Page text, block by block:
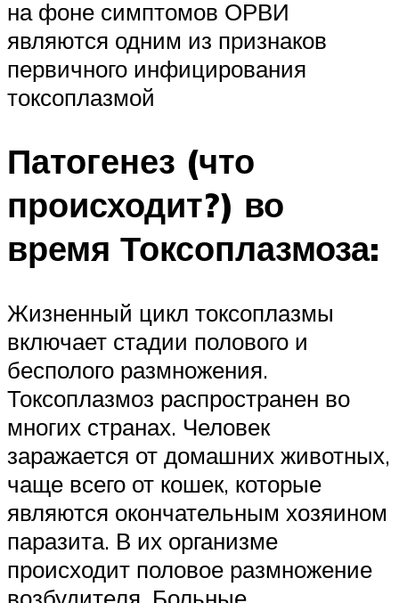
на фоне симптомов ОРВИ
являются одним из признаков
первичного инфицирования
токсоплазмой
Патогенез (что
происходит?) во
время Токсоплазмоза:
Жизненный цикл токсоплазмы
включает стадии полового и
бесполого размножения.
Токсоплазмоз распространен во
многих странах. Человек
заражается от домашних животных,
чаще всего от кошек, которые
являются окончательным хозяином
паразита. В их организме
происходит половое размножение